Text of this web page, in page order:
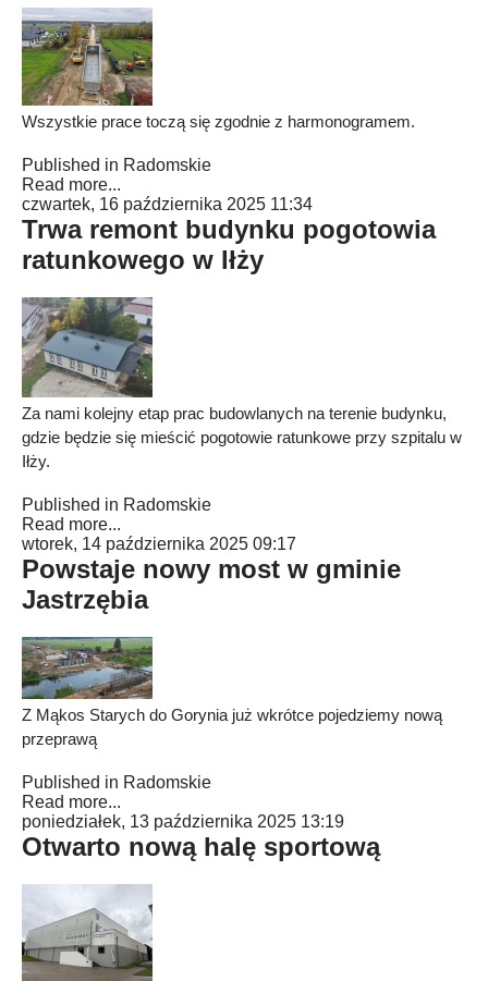
Wszystkie prace toczą się zgodnie z harmonogramem.
Published in Radomskie
Read more...
czwartek, 16 października 2025 11:34
Trwa remont budynku pogotowia
ratunkowego w Iłży
Za nami kolejny etap prac budowlanych na terenie budynku,
gdzie będzie się mieścić pogotowie ratunkowe przy szpitalu w
Iłży.
Published in Radomskie
Read more...
wtorek, 14 października 2025 09:17
Powstaje nowy most w gminie
Jastrzębia
Z Mąkos Starych do Gorynia już wkrótce pojedziemy nową
przeprawą
Published in Radomskie
Read more...
poniedziałek, 13 października 2025 13:19
Otwarto nową halę sportową